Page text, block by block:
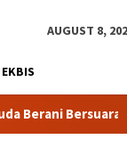
AUGUST 8,
EKBIS
dan Merawat